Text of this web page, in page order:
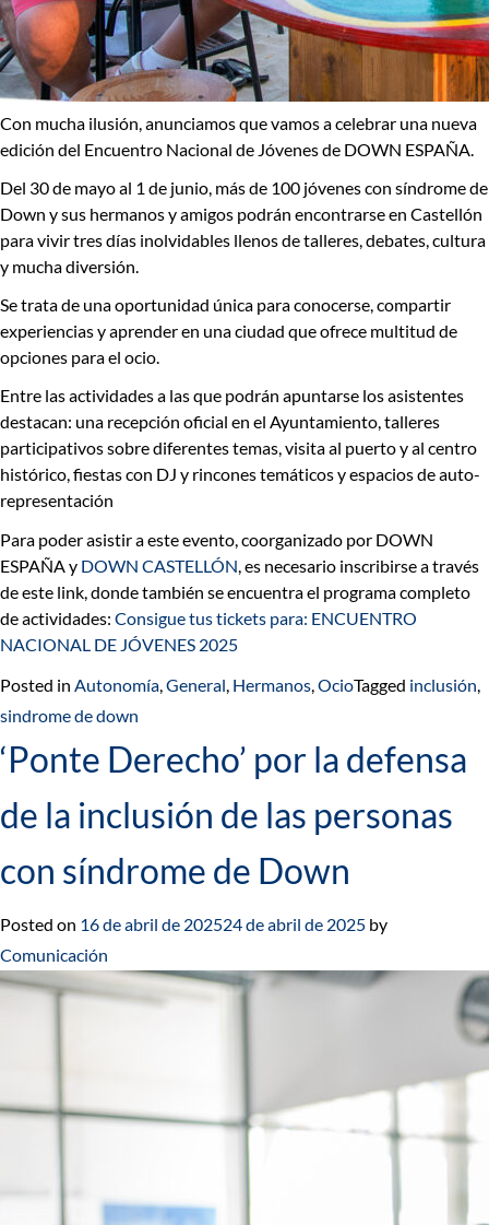
Con mucha ilusión, anunciamos que vamos a celebrar una nueva
edición del Encuentro Nacional de Jóvenes de DOWN ESPAÑA.
Del 30 de mayo al 1 de junio, más de 100 jóvenes con síndrome de
Down y sus hermanos y amigos podrán encontrarse en Castellón
para vivir tres días inolvidables llenos detalleres, debates, cultura
y mucha diversión.
Se trata de una oportunidad única para conocerse, compartir
experiencias y aprender en una ciudad que ofrece multitud de
opciones para el ocio.
Entre las actividades a las que podrán apuntarse los asistentes
destacan: una recepción oficial en el Ayuntamiento, talleres
participativos sobre diferentes temas, visita al puerto y al centro
histórico, fiestas con DJ y rincones temáticos y espacios de auto-
representación
Para poder asistir a este evento, coorganizado por DOWN
ESPAÑA y DOWN CASTELLÓN , es necesario inscribirse a través
de este link, donde también se encuentra el programa completo
de actividades: Consigue tus tickets para: ENCUENTRO
NACIONAL DE JÓVENES 2025
Posted in Autonomía General Hermanos OcioTagged inclusión
sindrome de down
‘Ponte Derecho’ por la defensa
de la inclusión de las personas
con síndrome de Down
Posted on 16 de abril de 202524 de abril de 2025 by
Comunicación